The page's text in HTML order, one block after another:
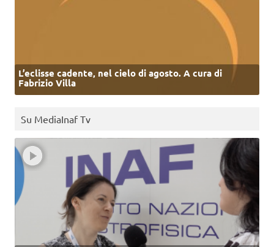
L’eclisse cadente, nel cielo di agosto. A cura di
Fabrizio Villa
Su MediaInaf Tv